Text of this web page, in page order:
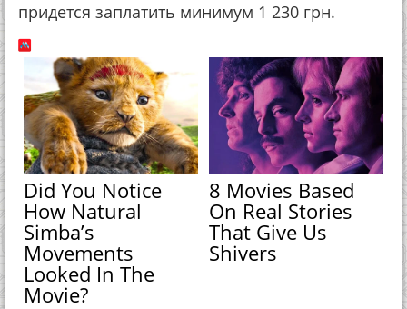
придется заплатить минимум 1 230 грн.
Did You Notice
How Natural
Simba’s
Movements
Looked In The
Movie?
8 Movies Based
On Real Stories
That Give Us
Shivers